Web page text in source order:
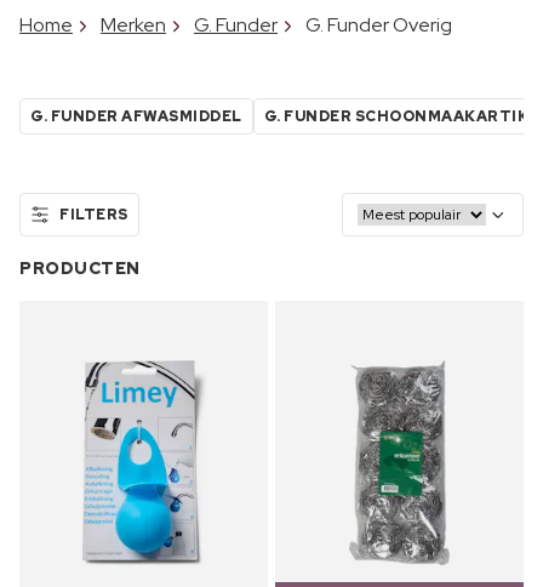
Home Merken G. Funder G. Funder Overig
G. FUNDER AFWASMIDDEL G. FUNDER
FILTERS
PRODUCTEN